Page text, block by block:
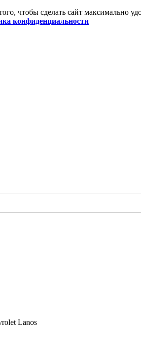
чтобы сделать сайт максимально
конфиденциальности
Lanos